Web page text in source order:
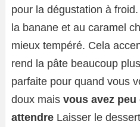
pour la dégustation à
la banane et au caramel
mieux tempéré. Cela
rend la pâte beaucoup
parfaite pour quand vous
doux mais vous avez
attendre Laisser le